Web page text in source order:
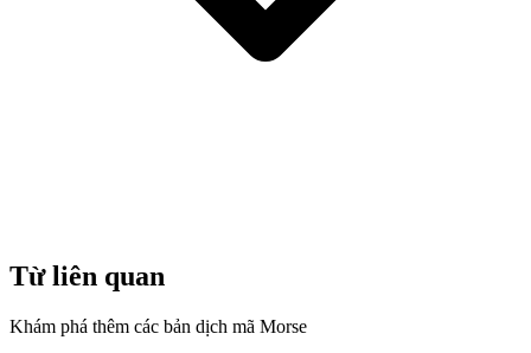
Từ liên quan
Khám phá thêm các bản dịch mã Morse